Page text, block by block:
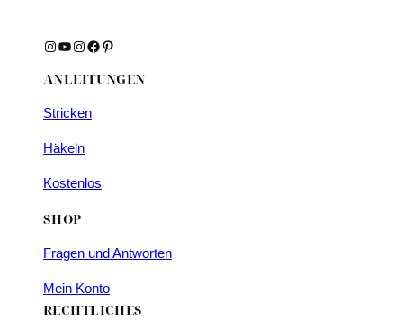
Instagram YouTube Instagram Facebook Pinterest
ANLEITUNGEN
Stricken
Häkeln
Kostenlos
SHOP
Fragen und Antworten
Mein Konto
RECHTLICHES